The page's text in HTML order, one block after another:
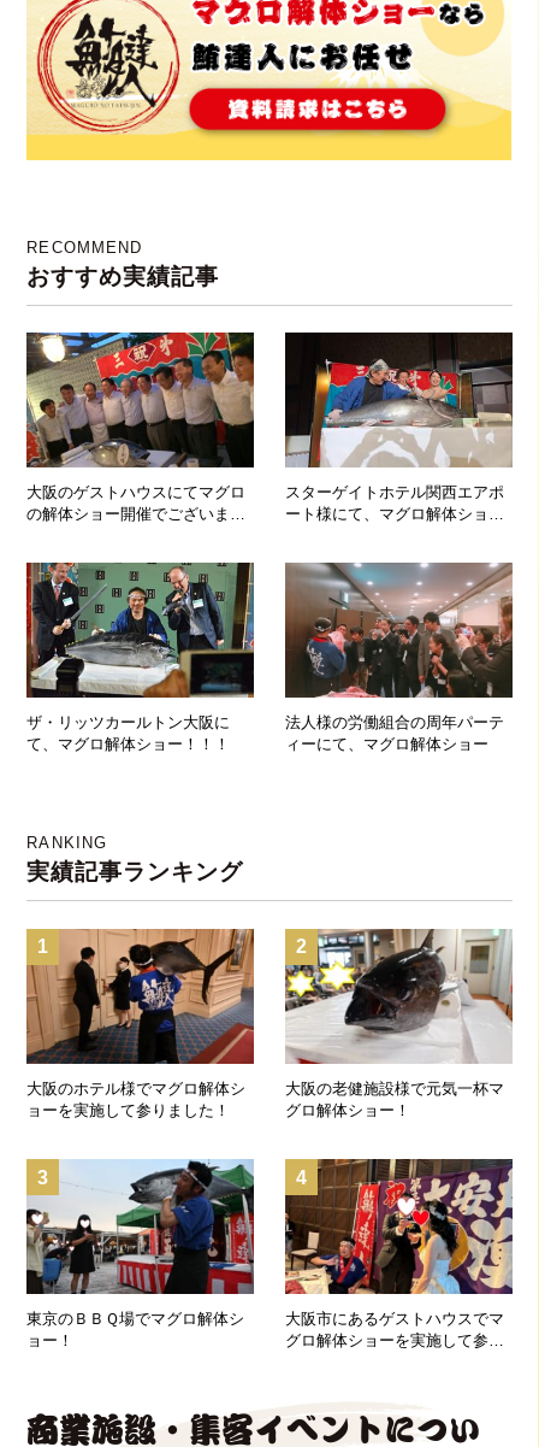
RECOMMEND
おすすめ実績記事
大阪のゲストハウスにてマグロ
の解体ショー開催でございま
スターゲイトホテル関西エアポ
ート様にて、マグロ解体ショ
ザ・リッツカールトン大阪に
て、マグロ解体ショー！！！
法人様の労働組合の周年パーテ
ィーにて、マグロ解体ショー
RANKING
実績記事ランキング
1
大阪のホテル様でマグロ解体シ
ョーを実施して参りました！
2
大阪の老健施設様で元気一杯マ
グロ解体ショー！
3
東京のＢＢＱ場でマグロ解体シ
ョー！
4
大阪市にあるゲストハウスでマ
グロ解体ショーを実施して参り
商業施設・集客イベントについ